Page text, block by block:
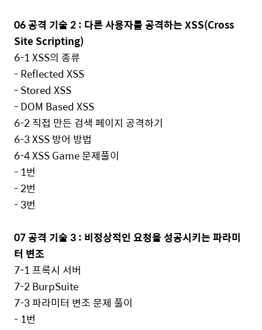
06공격 기술2 : 다른 사용자를 공격하는XSS(Cross
Site Scripting)
6-1 XSS의 종류
- Reflected XSS
- Stored XSS
- DOM Based XSS
6-2직접 만든 검색 페이지 공격하기
6-3 XSS방어 방법
6-4 XSS Game문제풀이
- 1번
- 2번
- 3번
07공격 기술3 : 비정상적인 요청을 성공시키는 파라미
터 변조
7-1프록시 서버
7-2 BurpSuite
7-3파라미터 변조 문제 풀이
- 1번